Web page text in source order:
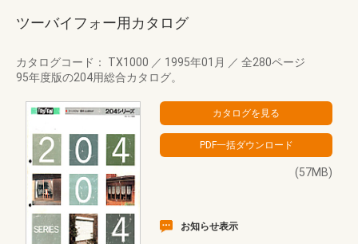
ツーバイフォー用カタログ
カタログコード： TX1000 ／ 1995年01月 ／ 全280ページ
95年度版の204用総合カタログ。
(57MB)
お知らせ表示